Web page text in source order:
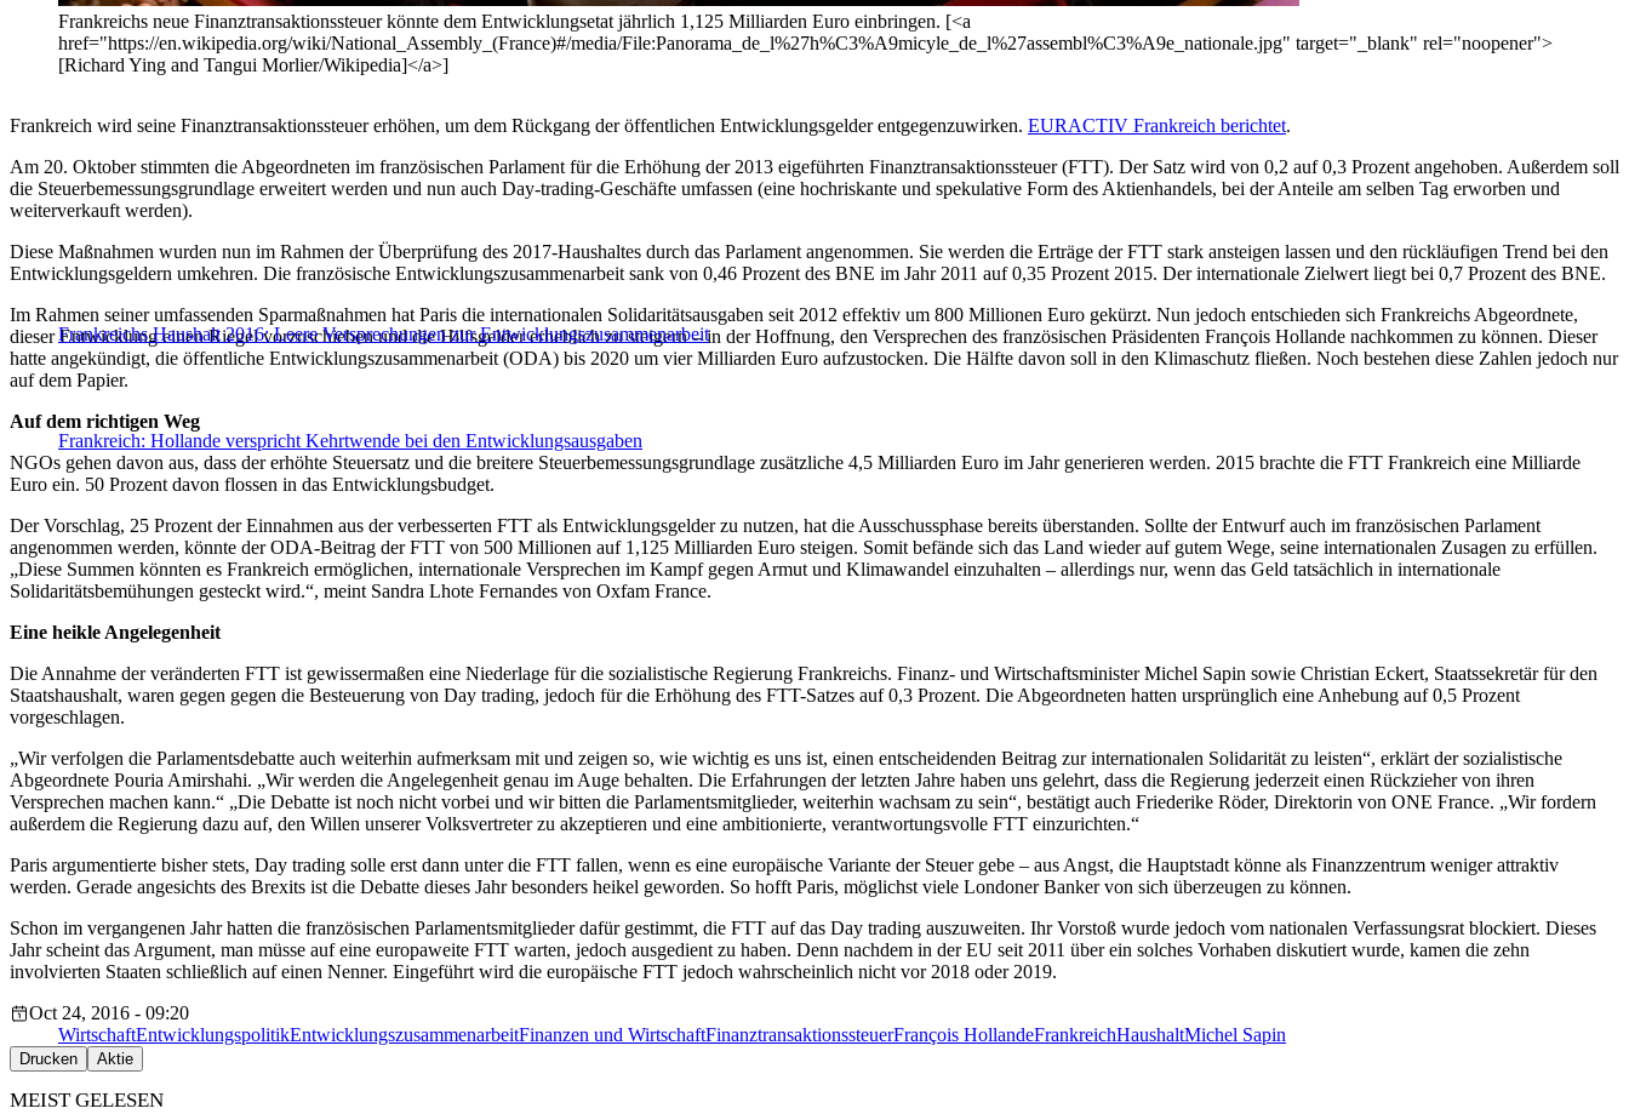
Frankreichs neue Finanztransaktionssteuer könnte dem Entwicklungsetat jährlich 1,125 Milliarden Euro einbringen. [<a
href="https://en.wikipedia.org/wiki/National_Assembly_(France)#/media/File:Panorama_de_l%27h%C3%A9micyle_de_l%27assembl%C3%A9e_nationale.jpg" target="_blank" rel="noopener">
[Richard Ying and Tangui Morlier/Wikipedia]</a>]
Frankreich wird seine Finanztransaktionssteuer erhöhen, um dem Rückgang der öffentlichen Entwicklungsgelder entgegenzuwirken. EURACTIV Frankreich berichtet.
Am 20. Oktober stimmten die Abgeordneten im französischen Parlament für die Erhöhung der 2013 eigeführten Finanztransaktionssteuer (FTT). Der Satz wird von 0,2 auf 0,3 Prozent angehoben. Außerdem soll
die Steuerbemessungsgrundlage erweitert werden und nun auch Day-trading-Geschäfte umfassen (eine hochriskante und spekulative Form des Aktienhandels, bei der Anteile am selben Tag erworben und
weiterverkauft werden).
Diese Maßnahmen wurden nun im Rahmen der Überprüfung des 2017-Haushaltes durch das Parlament angenommen. Sie werden die Erträge der FTT stark ansteigen lassen und den rückläufigen Trend bei den
Entwicklungsgeldern umkehren. Die französische Entwicklungszusammenarbeit sank von 0,46 Prozent des BNE im Jahr 2011 auf 0,35 Prozent 2015. Der internationale Zielwert liegt bei 0,7 Prozent des BNE.
Frankreichs Haushalt 2016: Leere Versprechungen zur Entwicklungszusammenarbeit
Im Rahmen seiner umfassenden Sparmaßnahmen hat Paris die internationalen Solidaritätsausgaben seit 2012 effektiv um 800 Millionen Euro gekürzt. Nun jedoch entschieden sich Frankreichs Abgeordnete,
dieser Entwicklung einen Riegel vorzuschieben und die Hilfsgelder erheblich zu steigern – in der Hoffnung, den Versprechen des französischen Präsidenten François Hollande nachkommen zu können. Dieser
hatte angekündigt, die öffentliche Entwicklungszusammenarbeit (ODA) bis 2020 um vier Milliarden Euro aufzustocken. Die Hälfte davon soll in den Klimaschutz fließen. Noch bestehen diese Zahlen jedoch nur
auf dem Papier.
Frankreich: Hollande verspricht Kehrtwende bei den Entwicklungsausgaben
Auf dem richtigen Weg
NGOs gehen davon aus, dass der erhöhte Steuersatz und die breitere Steuerbemessungsgrundlage zusätzliche 4,5 Milliarden Euro im Jahr generieren werden. 2015 brachte die FTT Frankreich eine Milliarde
Euro ein. 50 Prozent davon flossen in das Entwicklungsbudget.
Der Vorschlag, 25 Prozent der Einnahmen aus der verbesserten FTT als Entwicklungsgelder zu nutzen, hat die Ausschussphase bereits überstanden. Sollte der Entwurf auch im französischen Parlament
angenommen werden, könnte der ODA-Beitrag der FTT von 500 Millionen auf 1,125 Milliarden Euro steigen. Somit befände sich das Land wieder auf gutem Wege, seine internationalen Zusagen zu erfüllen.
„Diese Summen könnten es Frankreich ermöglichen, internationale Versprechen im Kampf gegen Armut und Klimawandel einzuhalten – allerdings nur, wenn das Geld tatsächlich in internationale
Solidaritätsbemühungen gesteckt wird.“, meint Sandra Lhote Fernandes von Oxfam France.
Eine heikle Angelegenheit
Die Annahme der veränderten FTT ist gewissermaßen eine Niederlage für die sozialistische Regierung Frankreichs. Finanz- und Wirtschaftsminister Michel Sapin sowie Christian Eckert, Staatssekretär für den
Staatshaushalt, waren gegen gegen die Besteuerung von Day trading, jedoch für die Erhöhung des FTT-Satzes auf 0,3 Prozent. Die Abgeordneten hatten ursprünglich eine Anhebung auf 0,5 Prozent
vorgeschlagen.
„Wir verfolgen die Parlamentsdebatte auch weiterhin aufmerksam mit und zeigen so, wie wichtig es uns ist, einen entscheidenden Beitrag zur internationalen Solidarität zu leisten“, erklärt der sozialistische
Abgeordnete Pouria Amirshahi. „Wir werden die Angelegenheit genau im Auge behalten. Die Erfahrungen der letzten Jahre haben uns gelehrt, dass die Regierung jederzeit einen Rückzieher von ihren
Versprechen machen kann.“ „Die Debatte ist noch nicht vorbei und wir bitten die Parlamentsmitglieder, weiterhin wachsam zu sein“, bestätigt auch Friederike Röder, Direktorin von ONE France. „Wir fordern
außerdem die Regierung dazu auf, den Willen unserer Volksvertreter zu akzeptieren und eine ambitionierte, verantwortungsvolle FTT einzurichten.“
Paris argumentierte bisher stets, Day trading solle erst dann unter die FTT fallen, wenn es eine europäische Variante der Steuer gebe – aus Angst, die Hauptstadt könne als Finanzzentrum weniger attraktiv
werden. Gerade angesichts des Brexits ist die Debatte dieses Jahr besonders heikel geworden. So hofft Paris, möglichst viele Londoner Banker von sich überzeugen zu können.
Schon im vergangenen Jahr hatten die französischen Parlamentsmitglieder dafür gestimmt, die FTT auf das Day trading auszuweiten. Ihr Vorstoß wurde jedoch vom nationalen Verfassungsrat blockiert. Dieses
Jahr scheint das Argument, man müsse auf eine europaweite FTT warten, jedoch ausgedient zu haben. Denn nachdem in der EU seit 2011 über ein solches Vorhaben diskutiert wurde, kamen die zehn
involvierten Staaten schließlich auf einen Nenner. Eingeführt wird die europäische FTT jedoch wahrscheinlich nicht vor 2018 oder 2019.
Oct 24, 2016 - 09:20
WirtschaftEntwicklungspolitikEntwicklungszusammenarbeitFinanzen und WirtschaftFinanztransaktionssteuerFrançois HollandeFrankreichHaushaltMichel Sapin
Drucken Aktie
MEIST GELESEN